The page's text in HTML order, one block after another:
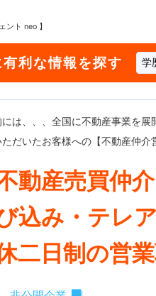
ント neo 】
利な情報を探す
は、、、全国に不動産事業を
だいたお客様への【不動産仲介
動産売買仲
込み・テレ
二日制の営